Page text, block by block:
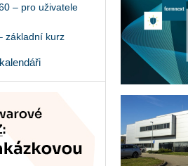
– pro uživatele
základní kurz